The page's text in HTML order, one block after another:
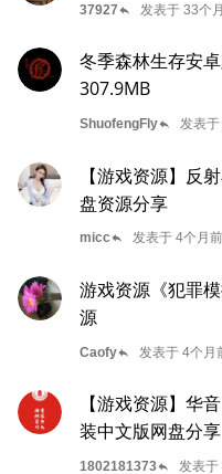
37927reply 发表于 33个
冬季森林生存安
307.9MB
ShuofengFlyreply 发表
【游戏资源】反
盘资源分享
miccreply 发表于 4个月前
游戏资源《犯罪
源
Caofyreply 发表于 4个月
【游戏资源】华
装中文版网盘分享
1802181373reply 发表于